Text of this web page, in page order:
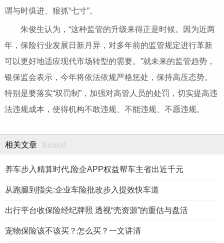
谓与时俱进、狠抓“七寸”。
朱俊生认为，“这种监管的升级来得正是时候。因为近两
年，保险行业发展日新月异，对多年前的监管规定进行革新
可以更好地适应现代市场转型的需要。”就未来的监管趋势，
银保监会表示，今年将依法依规严格惩处，保持高压态势。
特别是要落实“双罚制”，加强对高管人员的处罚，切实提高违
法违规成本，使得机构不敢违规、不能违规、不愿违规。
相关文章 Related
养车步入精算时代,险企APP权益帮车主省出近千元
从跑腿到指尖:企业车险批改步入提效快车道
出行平台收保险经纪牌照 透视“壳资源”的重估与盘活
宠物保险该不该买？怎么买？一文讲清